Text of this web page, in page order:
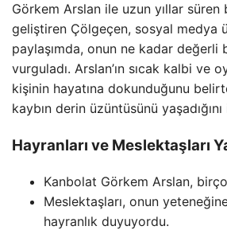
Görkem Arslan ile uzun yıllar
geliştiren Çölgeçen, sosyal medya
paylaşımda, onun ne kadar değerli
vurguladı. Arslan’ın sıcak kalbi ve
kişinin hayatına dokunduğunu
kaybın derin üzüntüsünü
Hayranları ve Meslektaşları
Kanbolat Görkem Arslan,
Meslektaşları, onun
hayranlık duyuyordu.